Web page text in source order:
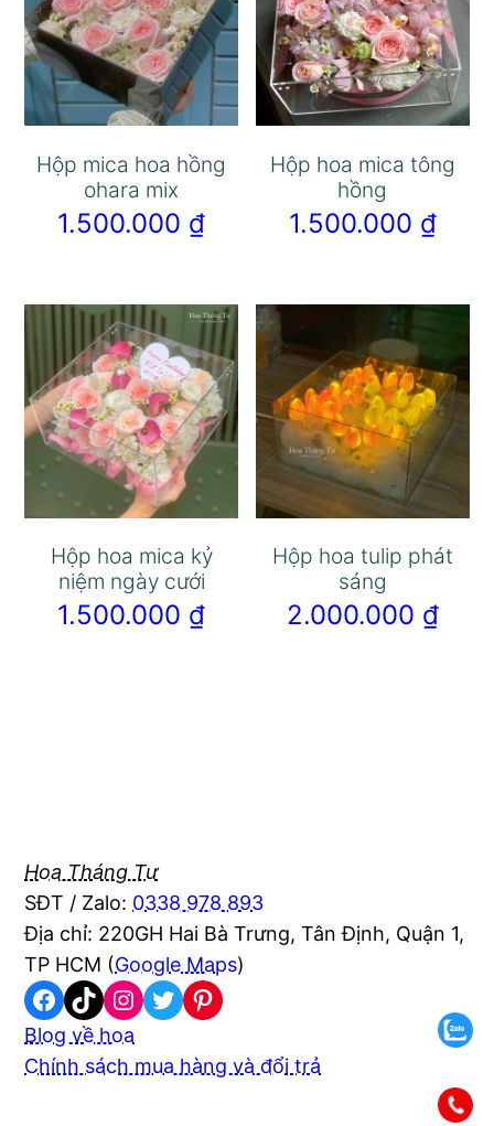
Hộp mica hoa hồng
ohara mix
1.500.000 ₫
Hộp hoa mica tông
hồng
1.500.000 ₫
Hộp hoa mica kỷ
niệm ngày cưới
1.500.000 ₫
Hộp hoa tulip phát
sáng
2.000.000 ₫
Hoa Tháng Tư
SĐT / Zalo: 0338 978 893
Địa chỉ: 220GH Hai Bà Trưng, Tân Định, Quận 1,
TP HCM (Google Maps)
Facebook
TikTokInstagram
TwitterPinterest
Blog về hoa
Chính sách mua hàng và đổi trả